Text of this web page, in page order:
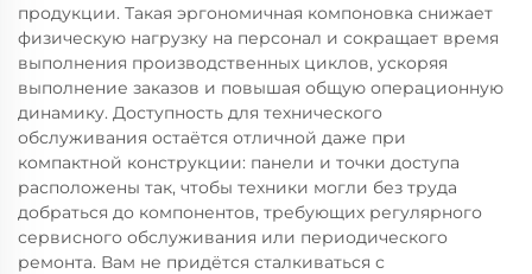
продукции. Такая эргономичная компоновка снижает
физическую нагрузку на персонал и сокращает время
выполнения производственных циклов, ускоряя
выполнение заказов и повышая общую операционную
динамику. Доступность для технического
обслуживания остаётся отличной даже при
компактной конструкции: панели и точки доступа
расположены так, чтобы техники могли без труда
добраться до компонентов, требующих регулярного
сервисного обслуживания или периодического
ремонта. Вам не придётся сталкиваться с